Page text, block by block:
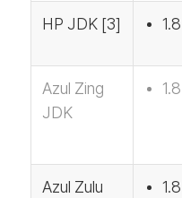
HP JDK [3] 1.8
Azul Zing
JDK
1.8
Azul Zulu 1.8